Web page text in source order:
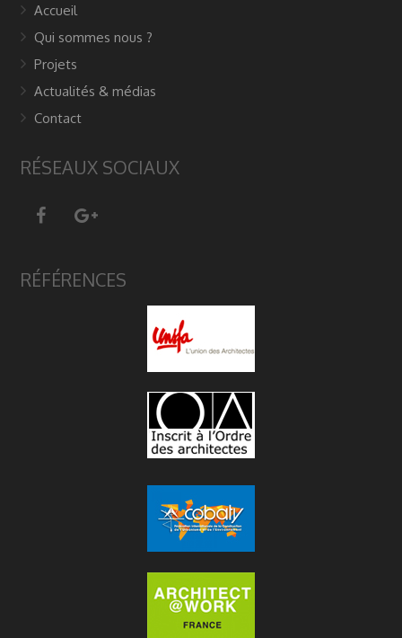
Accueil
Qui sommes nous ?
Projets
Actualités & médias
Contact
RÉSEAUX SOCIAUX
RÉFÉRENCES